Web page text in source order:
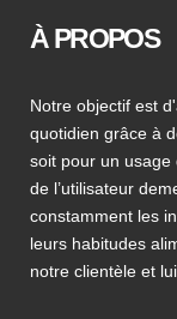
À PROPOS
Notre objectif est
quotidien grâce à
soit pour un usage
de l’utilisateur
constamment les
leurs habitudes
notre clientèle et